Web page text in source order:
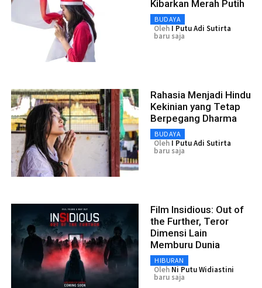
Kibarkan Merah Putih
BUDAYA
Oleh I Putu Adi Sutirta
baru saja
Rahasia Menjadi Hindu
Kekinian yang Tetap
Berpegang Dharma
BUDAYA
Oleh I Putu Adi Sutirta
baru saja
Film Insidious: Out of
the Further, Teror
Dimensi Lain
Memburu Dunia
HIBURAN
Oleh Ni Putu Widiastini
baru saja